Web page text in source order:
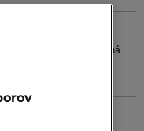
Regeneračná